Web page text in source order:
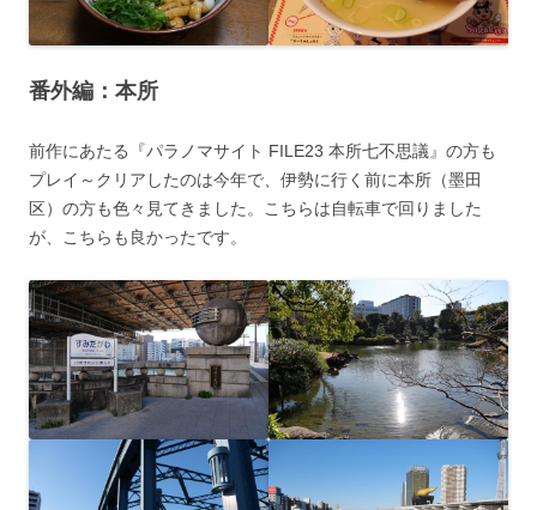
番外編：本所
前作にあたる『パラノマサイト FILE23 本所七不思議』の方も
プレイ～クリアしたのは今年で、伊勢に行く前に本所（墨田
区）の方も色々見てきました。こちらは自転車で回りました
が、こちらも良かったです。